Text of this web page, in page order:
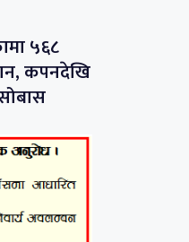
५६८
कपनदेखि